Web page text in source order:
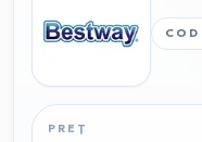
COD
PREȚ